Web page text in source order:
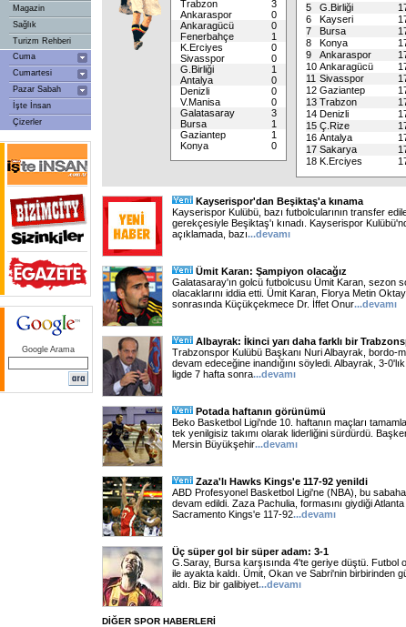
Magazin
Sağlık
Turizm Rehberi
Cuma
Cumartesi
Pazar Sabah
İşte İnsan
Çizerler
Google Arama
Trabzon
3
Ankaraspor
0
Ankaragücü
0
Fenerbahçe
1
K.Erciyes
0
Sivasspor
0
G.Birliği
1
Antalya
0
Denizli
0
V.Manisa
0
Galatasaray
3
Bursa
1
Gaziantep
1
Konya
0
5
G.Birliği
6
Kayseri
7
Bursa
8
Konya
9
Ankaraspor
10 Ankaragücü
11 Sivasspor
12 Gaziantep
13 Trabzon
14 Denizli
15 Ç.Rize
16 Antalya
17 Sakarya
18 K.Erciyes
Kayserispor'dan Beşiktaş'a kınama
Kayserispor Kulübü, bazı futbolcularının transfer
gerekçesiyle Beşiktaş'ı kınadı. Kayserispor
açıklamada, bazı...devamı
Ümit Karan: Şampiyon olacağız
Galatasaray'ın golcü futbolcusu Ümit Karan, sezon
olacaklarını iddia etti. Ümit Karan, Florya Metin
sonrasında Küçükçekmece Dr. İffet Onur...devamı
Albayrak: İkinci yarı daha farklı bir
Trabzonspor Kulübü Başkanı Nuri Albayrak, bordo-
devam edeceğine inandığını söyledi. Albayrak, 3-
ligde 7 hafta sonra...devamı
Potada haftanın görünümü
Beko Basketbol Ligi'nde 10. haftanın maçları
tek yenilgisiz takımı olarak liderliğini sürdürdü.
Mersin Büyükşehir...devamı
Zaza'lı Hawks Kings'e 117-92 yenildi
ABD Profesyonel Basketbol Ligi'ne (NBA), bu
devam edildi. Zaza Pachulia, formasını giydiği
Sacramento Kings'e 117-92...devamı
Üç süper gol bir süper adam: 3-1
G.Saray, Bursa karşısında 4'te geriye düştü. Futbol
ile ayakta kaldı. Ümit, Okan ve Sabri'nin birbirinden
aldı. Biz bir galibiyet...devamı
DİĞER SPOR HABERLERİ